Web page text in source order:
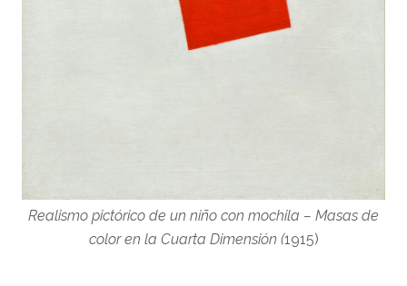
Realismo pictórico de un niño con mochila – Masas de
color en la Cuarta Dimensión (1915)